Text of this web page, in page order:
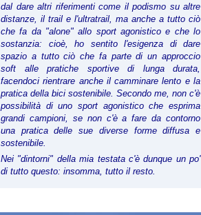
dal dare altri riferimenti come il podismo su altre
distanze, il trail e l'ultratrail, ma anche a tutto ciò
che fa da "alone" allo sport agonistico e che lo
sostanzia: cioè, ho sentito l'esigenza di dare
spazio a tutto ciò che fa parte di un approccio
soft alle pratiche sportive di lunga durata,
facendoci rientrare anche il camminare lento e la
pratica della bici sostenibile. Secondo me, non c'è
possibilità di uno sport agonistico che esprima
grandi campioni, se non c'è a fare da contorno
una pratica delle sue diverse forme diffusa e
sostenibile.
Nei "dintorni" della mia testata c'è dunque un po'
di tutto questo: insomma, tutto il resto.